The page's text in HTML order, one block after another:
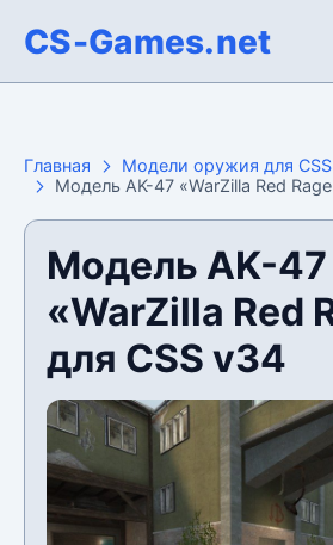
CS-Games.net
Главная
Модели оружия для
Модель AK-47 «WarZilla Red
Модель AK-47
«WarZilla Red
для CSS v34